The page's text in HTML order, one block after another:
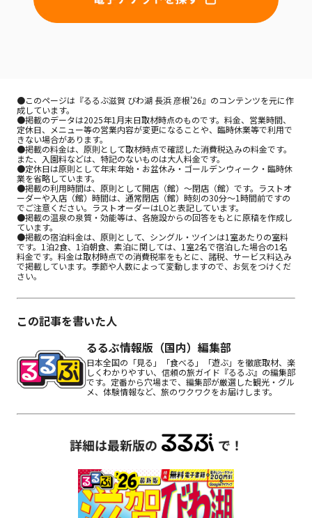
●このページは『るるぶ滋賀 びわ湖 長浜 彦根’26』のコンテンツを元に作
成しています。
●掲載のデータは2025年1月末日取材時点のものです。料金、営業時間、
定休日、メニュー等の営業内容が変更になることや、臨時休業等で利用で
きない場合があります。
●掲載の料金は、原則として取材時点で確認した消費税込みの料金です。
また、入園料などは、特記のないものは大人料金です。
●定休日は原則として年末年始・お盆休み・ゴールデンウィーク・臨時休
業を省略しています。
●掲載の利用時間は、原則として開店（館）～閉店（館）です。ラストオ
ーダーや入店（館）時間は、通常閉店（館）時刻の30分～1時間前ですの
でご注意ください。ラストオーダーはLOと表記しています。
●掲載の温泉の泉質・効能等は、各施設からの回答をもとに原稿を作成し
ています。
●掲載の宿泊料金は、原則として、シングル・ツインは1室あたりの室料
です。1泊2食、1泊朝食、素泊に関しては、1室2名で宿泊した場合の1名
料金です。料金は取材時点での消費税率をもとに、諸税、サービス料込み
で掲載しています。季節や人数によって変動しますので、お気をつけくだ
さい。
この記事を書いた人
るるぶ情報版（国内）編集部
日本全国の「見る」「食べる」「遊ぶ」を徹底取材、楽
しくわかりやすい、信頼の旅ガイド『るるぶ』の編集部
です。定番から穴場まで、編集部が厳選した観光・グル
メ、体験情報など、旅のワクワクをお届けします。